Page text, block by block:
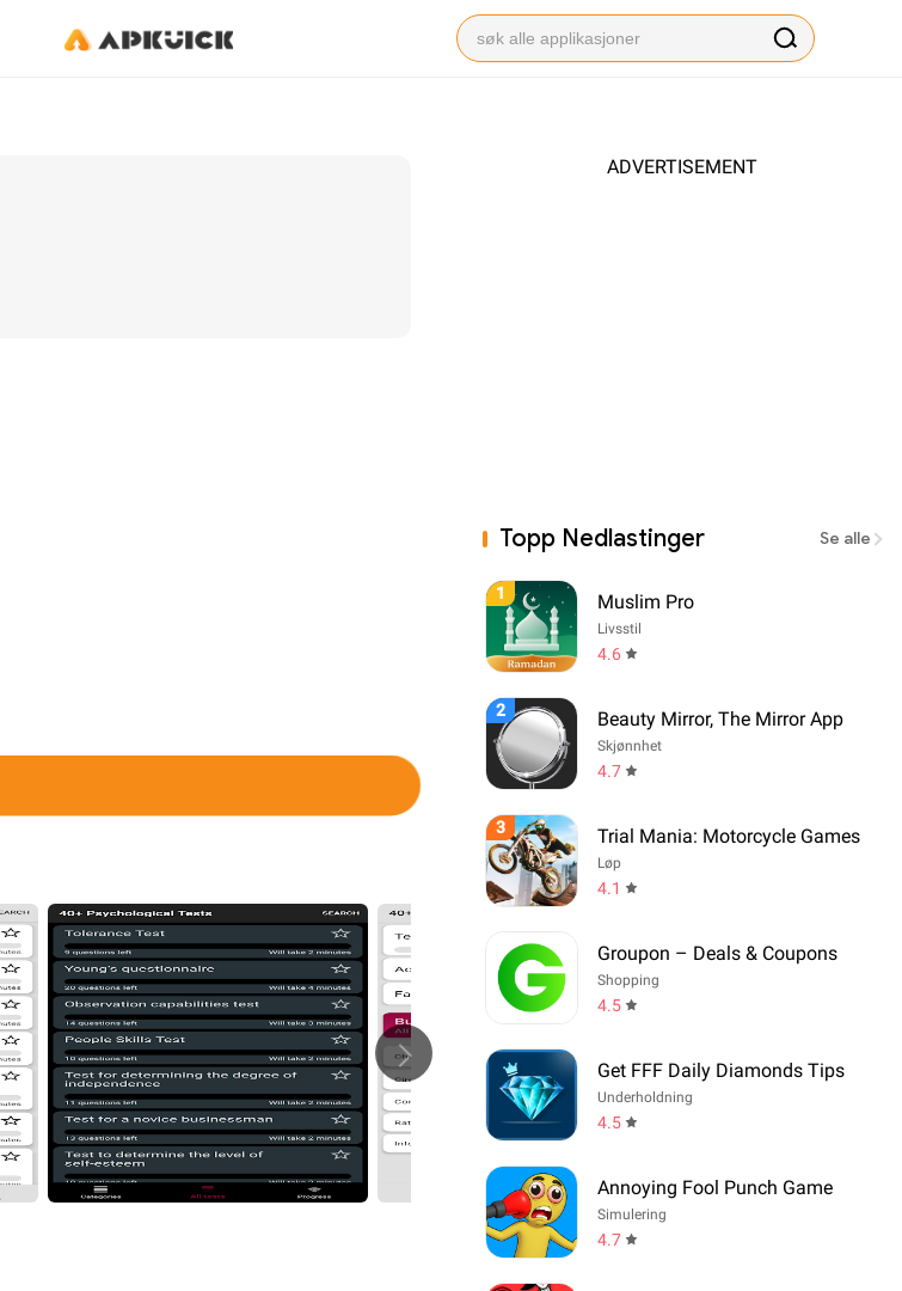
ADVERTISEMENT
Topp Nedlastinger Se alle
1 Muslim Pro
Livsstil
4.6
2 Beauty Mirror, The Mirror App
Skjønnhet
4.7
3 Trial Mania: Motorcycle Games
Løp
4.1
Groupon – Deals & Coupons
Shopping
4.5
Get FFF Daily Diamonds Tips
Underholdning
4.5
Annoying Fool Punch Game
Simulering
4.7